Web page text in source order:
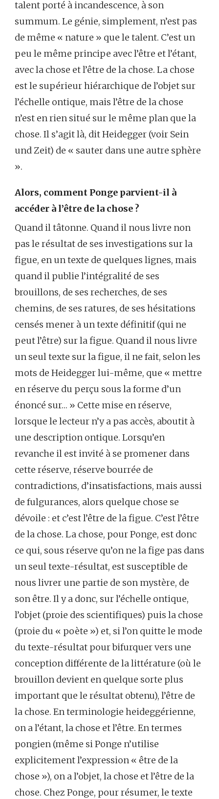
talent porté à incandescence, à son
summum. Le génie, simplement, n’est pas
de même « nature » que le talent. C’est un
peu le même principe avec l’être et l’étant,
avec la chose et l’être de la chose. La chose
est le supérieur hiérarchique de l’objet sur
l’échelle ontique, mais l’être de la chose
n’est en rien situé sur le même plan que la
chose. Il s’agit là, dit Heidegger (voir Sein
und Zeit) de « sauter dans une autre sphère
».
Alors, comment Ponge parvient-il à
accéder à l’être de la chose ?
Quand il tâtonne. Quand il nous livre non
pas le résultat de ses investigations sur la
figue, en un texte de quelques lignes, mais
quand il publie l’intégralité de ses
brouillons, de ses recherches, de ses
chemins, de ses ratures, de ses hésitations
censés mener à un texte définitif (qui ne
peut l’être) sur la figue. Quand il nous livre
un seul texte sur la figue, il ne fait, selon les
mots de Heidegger lui-même, que « mettre
en réserve du perçu sous la forme d’un
énoncé sur… » Cette mise en réserve,
lorsque le lecteur n’y a pas accès, aboutit à
une description ontique. Lorsqu’en
revanche il est invité à se promener dans
cette réserve, réserve bourrée de
contradictions, d’insatisfactions, mais aussi
de fulgurances, alors quelque chose se
dévoile : et c’est l’être de la figue. C’est l’être
de la chose. La chose, pour Ponge, est donc
ce qui, sous réserve qu’on ne la fige pas dans
un seul texte-résultat, est susceptible de
nous livrer une partie de son mystère, de
son être. Il y a donc, sur l’échelle ontique,
l’objet (proie des scientifiques) puis la chose
(proie du « poète ») et, si l’on quitte le mode
du texte-résultat pour bifurquer vers une
conception différente de la littérature (où le
brouillon devient en quelque sorte plus
important que le résultat obtenu), l’être de
la chose. En terminologie heideggérienne,
on a l’étant, la chose et l’être. En termes
pongien (même si Ponge n’utilise
explicitement l’expression « être de la
chose »), on a l’objet, la chose et l’être de la
chose. Chez Ponge, pour résumer, le texte